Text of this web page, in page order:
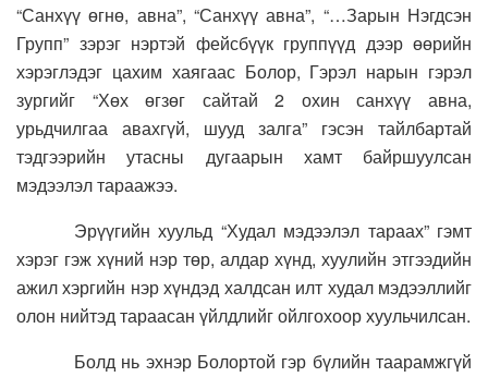
“Санхүү өгнө, авна”, “Санхүү авна”, “…Зарын Нэгдсэн
Групп” зэрэг нэртэй фейсбүүк группүүд дээр өөрийн
хэрэглэдэг цахим хаягаас Болор, Гэрэл нарын гэрэл
зургийг “Хөх өгзөг сайтай 2 охин санхүү авна,
урьдчилгаа авахгүй, шууд залга” гэсэн тайлбартай
тэдгээрийн утасны дугаарын хамт байршуулсан
мэдээлэл тараажээ.
Эрүүгийн хуульд “Худал мэдээлэл тараах” гэмт
хэрэг гэж хүний нэр төр, алдар хүнд, хуулийн этгээдийн
ажил хэргийн нэр хүндэд халдсан илт худал мэдээллийг
олон нийтэд тараасан үйлдлийг ойлгохоор хуульчилсан.
Болд нь эхнэр Болортой гэр бүлийн таарамжгүй